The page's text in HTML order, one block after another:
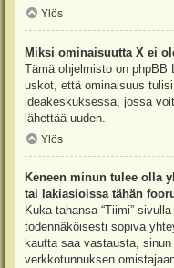
Ylös
Miksi ominaisuutta X ei
Tämä ohjelmisto on phpBB
uskot, että ominaisuus
ideakeskuksessa , jossa
lähettää uuden.
Ylös
Keneen minun tulee olla
tai lakiasioissa tähän
Kuka tahansa “Tiimi”-
todennäköisesti sopiva
kautta saa vastausta,
verkkotunnuksen